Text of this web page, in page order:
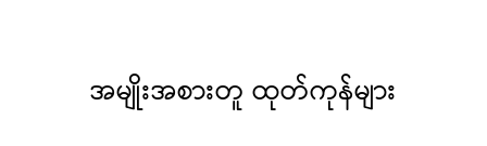
အမျိုးအစားတူ ထုတ်ကုန်များ